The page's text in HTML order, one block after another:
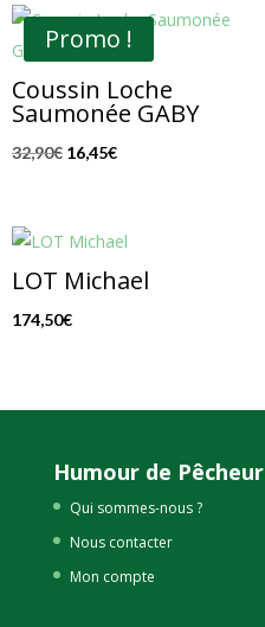
Promo !
Coussin Loche
Saumonée GABY
32,90€ Le
était :
32,90€.
16,45€Le
est :
16,45€.
LOT Michael
174,50€
Humour de Pêcheur
Qui sommes-nous ?
Nous contacter
Mon compte